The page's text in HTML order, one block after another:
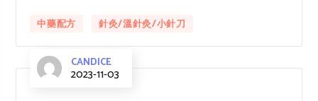
中藥配方 針灸/溫針灸/小針刀
CANDICE
2023-11-03